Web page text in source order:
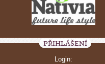
PŘIHLÁŠENÍ
Login: